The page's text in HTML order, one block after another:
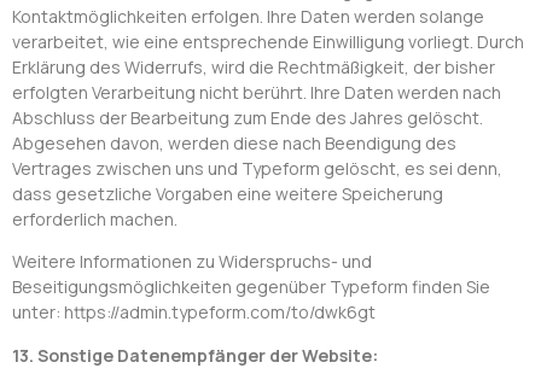
Kontaktmöglichkeiten erfolgen. Ihre Daten werden solange
verarbeitet, wie eine entsprechende Einwilligung vorliegt. Durch
Erklärung des Widerrufs, wird die Rechtmäßigkeit, der bisher
erfolgten Verarbeitung nicht berührt. Ihre Daten werden nach
Abschluss der Bearbeitung zum Ende des Jahres gelöscht.
Abgesehen davon, werden diese nach Beendigung des
Vertrages zwischen uns und Typeform gelöscht, es sei denn,
dass gesetzliche Vorgaben eine weitere Speicherung
erforderlich machen.
Weitere Informationen zu Widerspruchs- und
Beseitigungsmöglichkeiten gegenüber Typeform finden Sie
unter: https://admin.typeform.com/to/dwk6gt
13. Sonstige Datenempfänger der Website: